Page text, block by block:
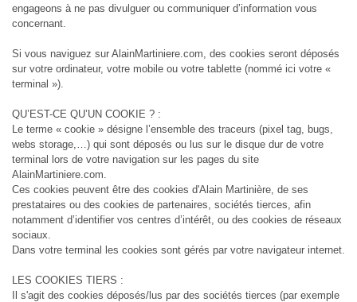
engageons à ne pas divulguer ou communiquer d’information vous
concernant.
Si vous naviguez sur AlainMartiniere.com, des cookies seront déposés
sur votre ordinateur, votre mobile ou votre tablette (nommé ici votre «
terminal »).
QU’EST-CE QU’UN COOKIE ? :
Le terme « cookie » désigne l’ensemble des traceurs (pixel tag, bugs,
webs storage,…) qui sont déposés ou lus sur le disque dur de votre
terminal lors de votre navigation sur les pages du site
AlainMartiniere.com.
Ces cookies peuvent être des cookies d'Alain Martinière, de ses
prestataires ou des cookies de partenaires, sociétés tierces, afin
notamment d’identifier vos centres d’intérêt, ou des cookies de réseaux
sociaux.
Dans votre terminal les cookies sont gérés par votre navigateur internet.
LES COOKIES TIERS :
Il s'agit des cookies déposés/lus par des sociétés tierces (par exemple